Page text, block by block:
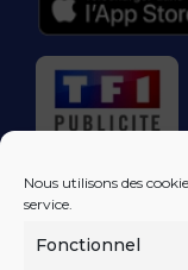
Nous utilisons des
service.
Fonctionnel
RÉGIE
LES